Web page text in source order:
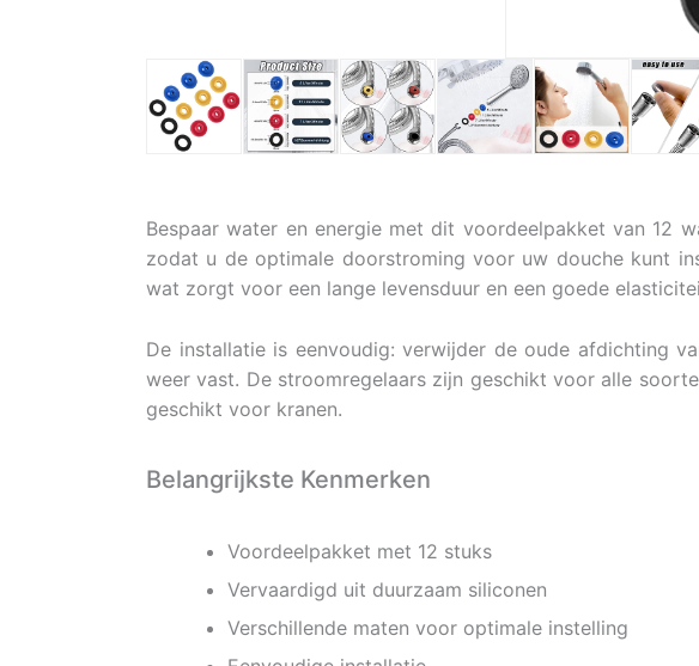
Bespaar water en energie met dit voordeelpakket van 12
zodat u de optimale doorstroming voor uw douche kunt
wat zorgt voor een lange levensduur en een goede
De installatie is eenvoudig: verwijder de oude afdichting
weer vast. De stroomregelaars zijn geschikt voor alle
geschikt voor kranen.
Belangrijkste Kenmerken
Voordeelpakket met 12 stuks
Vervaardigd uit duurzaam siliconen
Verschillende maten voor optimale instelling